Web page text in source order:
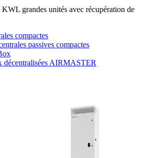
KWL grandes unités avec récupération de
compactes
passives compactes
décentralisées AIRMASTER